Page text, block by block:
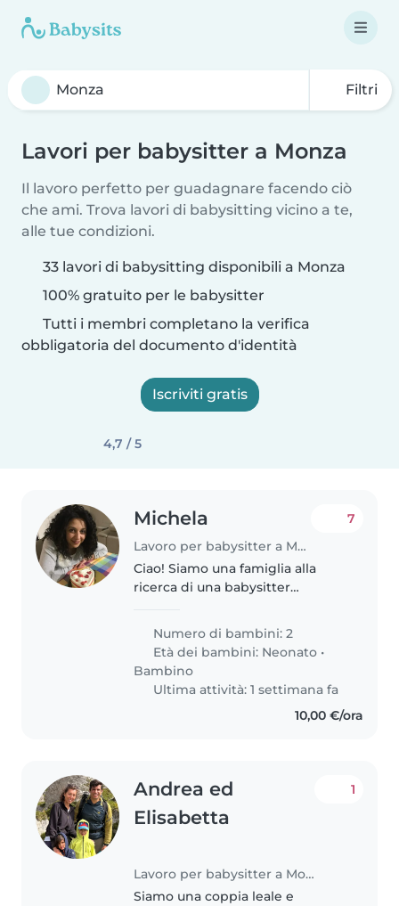
Filtri
Lavori per babysitter a Monza
Il lavoro perfetto per guadagnare facendo ciò
che ami. Trova lavori di babysitting vicino a te,
alle tue condizioni.
33 lavori di babysitting disponibili a Monza
100% gratuito per le babysitter
Tutti i membri completano la verifica
obbligatoria del documento d'identità
Iscriviti gratis
4,7 / 5
Michela
Lavoro per babysitter a Monza
7
Ciao! Siamo una famiglia alla
ricerca di una babysitter
uno di 4 anni e uno di un anno e
mezzo. I nostri figli sono giocosi,
curiosi e divertenti,..
Numero di bambini: 2
Età dei bambini: Neonato •
Bambino
Ultima attività: 1 settimana fa
10,00 €/ora
Andrea ed
Elisabetta
Lavoro per babysitter a Monza
1
Siamo una coppia leale e